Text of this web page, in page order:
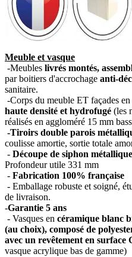
Meuble et vasque
-Meubles livrés montés,
par boitiers d'accrochage anti-
sanitaire.
-Corps du meuble ET façades en
haute densité et hydrofugé (les
réalisés en aggloméré 15 mm
-Tiroirs double parois
coulisse amortie, sortie totale
- Découpe de siphon
Profondeur utile 331 mm
- Fabrication 100% française
- Emballage robuste et soigné,
de livraison.
-Garantie 5 ans
- Vasques en céramique blanc
(au choix), composé de
avec un revêtement en surface
vasque acrylique bas de gamme)